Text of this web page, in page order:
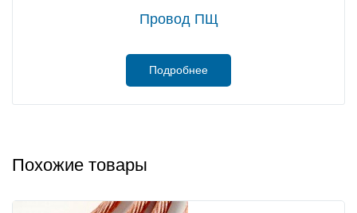
Провод ПЩ
Подробнее
Похожие товары